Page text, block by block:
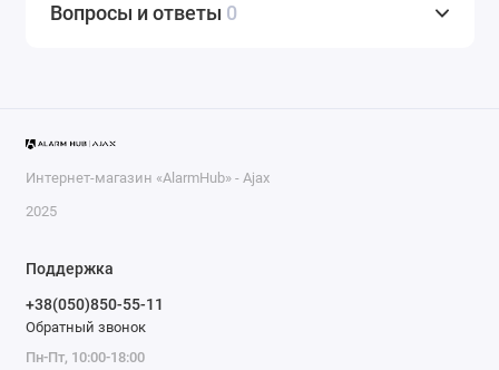
Вопросы и ответы 0
Интернет-магазин «AlarmHub» - Ajax
2025
Поддержка
+38(050)850-55-11
Обратный звонок
Пн-Пт, 10:00-18:00